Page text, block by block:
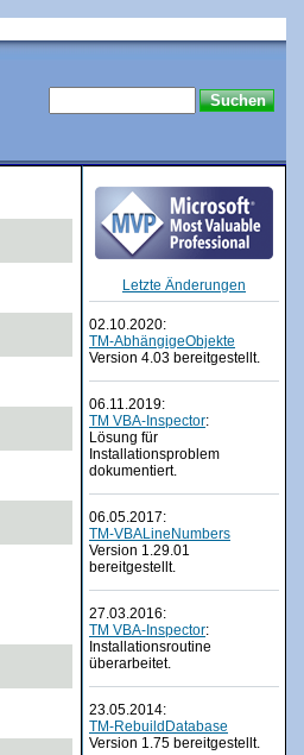
Letzte Änderungen
02.10.2020:
TM-AbhängigeObjekte
Version 4.03 bereitgestellt.
06.11.2019:
TM VBA-Inspector:
Lösung für
Installationsproblem
dokumentiert.
06.05.2017:
TM-VBALineNumbers
Version 1.29.01
bereitgestellt.
27.03.2016:
TM VBA-Inspector:
Installationsroutine
überarbeitet.
23.05.2014:
TM-RebuildDatabase
Version 1.75 bereitgestellt.